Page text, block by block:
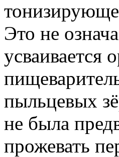
Это не
усваивается
пыльцевых
не была
прожевать